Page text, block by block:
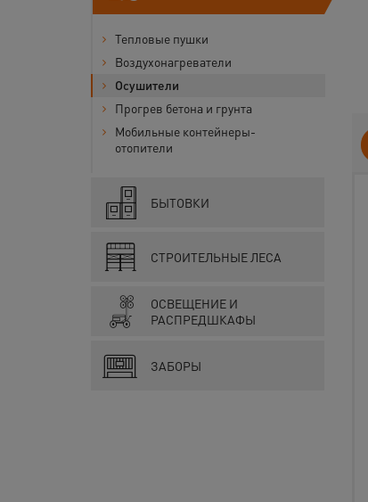
Тепловые пушки
Воздухонагреватели
Осушители
Прогрев бетона и грунта
Мобильные контейнеры-
отопители
БЫТОВКИ
СТРОИТЕЛЬНЫЕ ЛЕСА
ОСВЕЩЕНИЕ И
РАСПРЕДШКАФЫ
ЗАБОРЫ